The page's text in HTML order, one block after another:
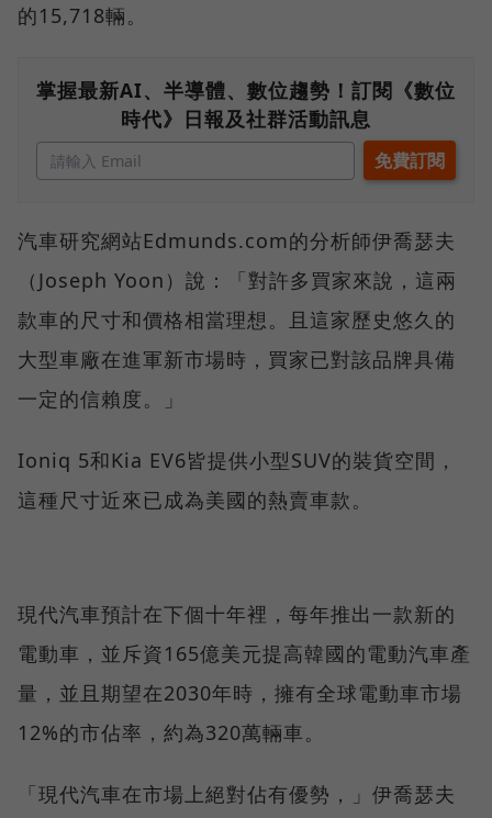
的15,718輛。
掌握最新AI、半導體、數位趨勢！訂閱《數位
時代》日報及社群活動訊息
汽車研究網站Edmunds.com的分析師伊喬瑟夫
（Joseph Yoon）說：「對許多買家來說，這兩
款車的尺寸和價格相當理想。且這家歷史悠久的
大型車廠在進軍新市場時，買家已對該品牌具備
一定的信賴度。」
Ioniq 5和Kia EV6皆提供小型SUV的裝貨空間，
這種尺寸近來已成為美國的熱賣車款。
現代汽車預計在下個十年裡，每年推出一款新的
電動車，並斥資165億美元提高韓國的電動汽車產
量，並且期望在2030年時，擁有全球電動車市場
12%的市佔率，約為320萬輛車。
「現代汽車在市場上絕對佔有優勢，」伊喬瑟夫